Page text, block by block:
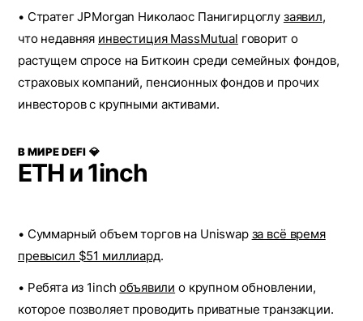
• Стратег JPMorgan Николаос Панигирцоглу заявил,
что недавняя инвестиция MassMutual говорит о
растущем спросе на Биткоин среди семейных фондов,
страховых компаний, пенсионных фондов и прочих
инвесторов с крупными активами.
В МИРЕ DEFI 💎
ETH и 1inch
• Суммарный объем торгов на Uniswap за всё время
превысил $51 миллиард.
• Ребята из 1inchобъявили о крупном обновлении,
которое позволяет проводить приватные транзакции.